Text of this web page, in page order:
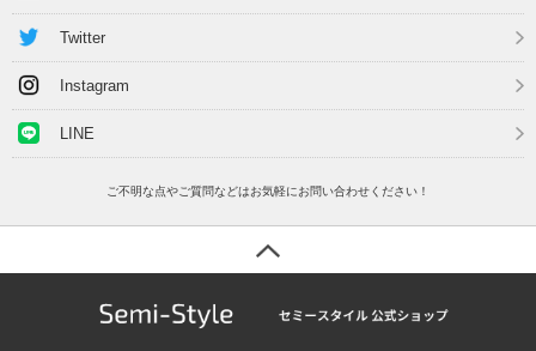
Twitter
Instagram
LINE
ご不明な点やご質問などはお気軽にお問い合わせください！